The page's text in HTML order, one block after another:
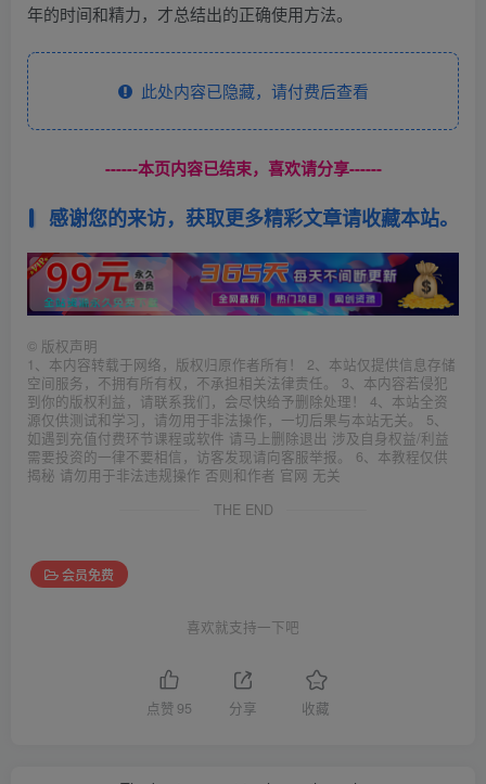
年的时间和精力，才总结出的正确使用方法。
此处内容已隐藏，请付费后查看
------本页内容已结束，喜欢请分享------
感谢您的来访，获取更多精彩文章请收藏本站。
© 版权声明
1、本内容转载于网络，版权归原作者所有！ 2、本站仅提供信息存储
空间服务，不拥有所有权，不承担相关法律责任。 3、本内容若侵犯
到你的版权利益，请联系我们，会尽快给予删除处理！ 4、本站全资
源仅供测试和学习，请勿用于非法操作，一切后果与本站无关。 5、
如遇到充值付费环节课程或软件 请马上删除退出 涉及自身权益/利益
需要投资的一律不要相信，访客发现请向客服举报。 6、本教程仅供
揭秘 请勿用于非法违规操作 否则和作者 官网 无关
THE END
会员免费
喜欢就支持一下吧
点赞 95 分享 收藏